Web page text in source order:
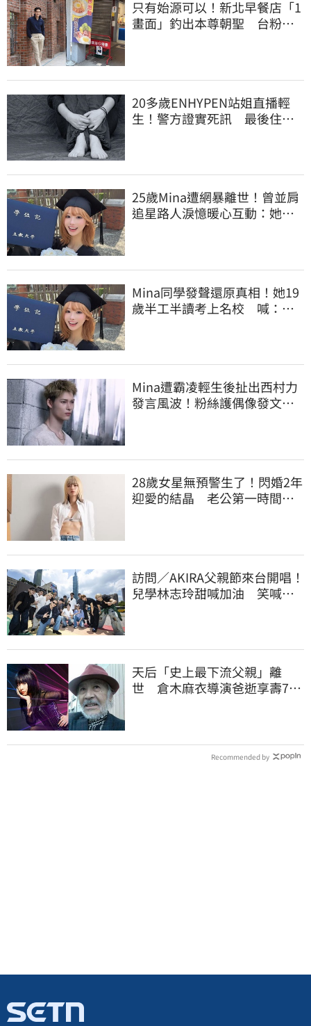
只有始源可以！新北早餐店「1
畫面」釣出本尊朝聖 台粉嚇
20多歲ENHYPEN站姐直播輕
生！警方證實死訊 最後住處
25歲Mina遭網暴離世！曾並肩
追星路人淚憶暖心互動：她真
Mina同學發聲還原真相！她19
歲半工半讀考上名校 喊：不
Mina遭霸凌輕生後扯出西村力
發言風波！粉絲護偶像發文：
28歲女星無預警生了！閃婚2年
迎愛的結晶 老公第一時間「1
訪問／AKIRA父親節來台開唱！
兒學林志玲甜喊加油 笑喊：
天后「史上最下流父親」離
世 倉木麻衣導演爸逝享壽76
Recommended by